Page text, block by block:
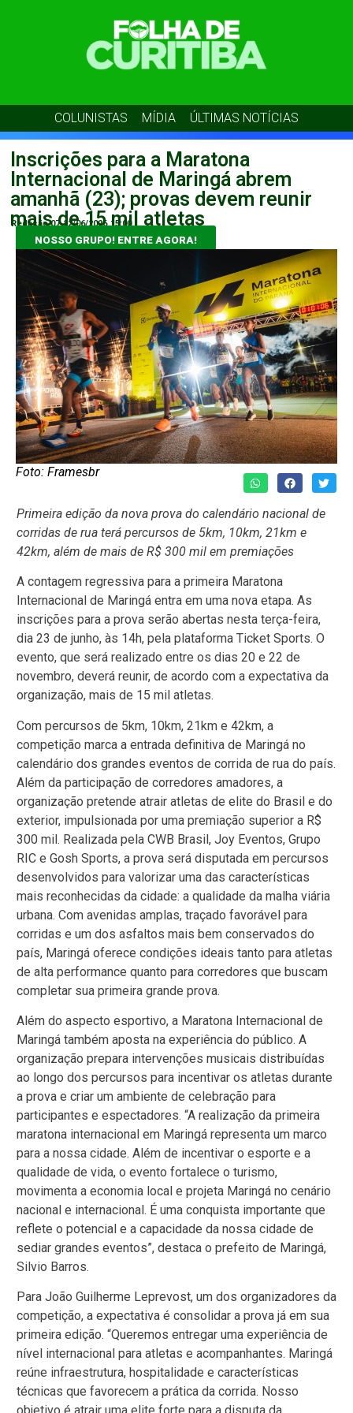
COLUNISTAS MÍDIA ÚLTIMAS NOTÍCIAS
Inscrições para a Maratona
Internacional de Maringá abrem
amanhã (23); provas devem reunir
mais de 15 mil atletas
Redação 07 22/06/2026 15:00
NOSSO GRUPO! ENTRE AGORA!
Foto: Framesbr
Primeira edição da nova prova do calendário nacional de
corridas de rua terá percursos de 5km, 10km, 21km e
42km, além de mais de R$ 300 mil em premiações
A contagem regressiva para a primeira Maratona
Internacional de Maringá entra em uma nova etapa. As
inscrições para a prova serão abertas nesta terça-feira,
dia 23 de junho, às 14h, pela plataforma Ticket Sports. O
evento, que será realizado entre os dias 20 e 22 de
novembro, deverá reunir, de acordo com a expectativa da
organização, mais de 15 mil atletas.
Com percursos de 5km, 10km, 21km e 42km, a
competição marca a entrada definitiva de Maringá no
calendário dos grandes eventos de corrida de rua do país.
Além da participação de corredores amadores, a
organização pretende atrair atletas de elite do Brasil e do
exterior, impulsionada por uma premiação superior a R$
300 mil. Realizada pela CWB Brasil, Joy Eventos, Grupo
RIC e Gosh Sports, a prova será disputada em percursos
desenvolvidos para valorizar uma das características
mais reconhecidas da cidade: a qualidade da malha viária
urbana. Com avenidas amplas, traçado favorável para
corridas e um dos asfaltos mais bem conservados do
país, Maringá oferece condições ideais tanto para atletas
de alta performance quanto para corredores que buscam
completar sua primeira grande prova.
Além do aspecto esportivo, a Maratona Internacional de
Maringá também aposta na experiência do público. A
organização prepara intervenções musicais distribuídas
ao longo dos percursos para incentivar os atletas durante
a prova e criar um ambiente de celebração para
participantes e espectadores. “A realização da primeira
maratona internacional em Maringá representa um marco
para a nossa cidade. Além de incentivar o esporte e a
qualidade de vida, o evento fortalece o turismo,
movimenta a economia local e projeta Maringá no cenário
nacional e internacional. É uma conquista importante que
reflete o potencial e a capacidade da nossa cidade de
sediar grandes eventos”, destaca o prefeito de Maringá,
Silvio Barros.
Para João Guilherme Leprevost, um dos organizadores da
competição, a expectativa é consolidar a prova já em sua
primeira edição. “Queremos entregar uma experiência de
nível internacional para atletas e acompanhantes. Maringá
reúne infraestrutura, hospitalidade e características
técnicas que favorecem a prática da corrida. Nosso